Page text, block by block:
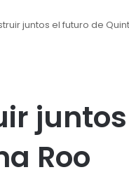
juntos el futuro de
Roo